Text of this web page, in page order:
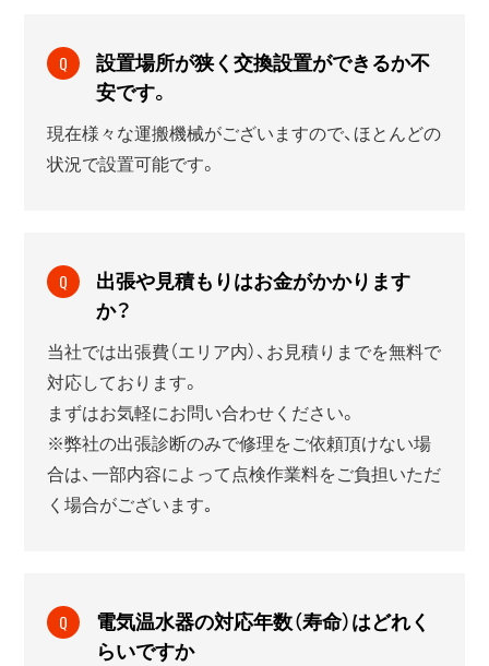
Q
設置場所が狭く交換設置ができるか不
安です。
現在様々な運搬機械がございますので、ほとんどの
状況で設置可能です。
Q
出張や見積もりはお金がかかります
か？
当社では出張費（エリア内）、お見積りまでを無料で
対応しております。
まずはお気軽にお問い合わせください。
※弊社の出張診断のみで修理をご依頼頂けない場
合は、一部内容によって点検作業料をご負担いただ
く場合がございます｡
Q
電気温水器の対応年数（寿命）はどれく
らいですか